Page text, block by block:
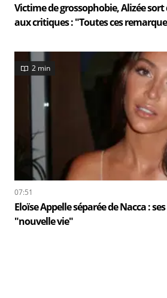
Victime de grossophobie, Alizée
aux critiques : "Toutes ces
2 min
07:51
Eloïse Appelle séparée de Nacca :
"nouvelle vie"